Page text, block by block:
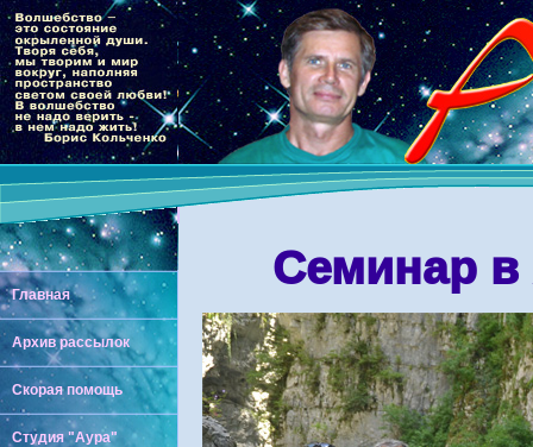
Главная
Архив рассылок
Скорая помощь
Студия "Аура"
Семинар в